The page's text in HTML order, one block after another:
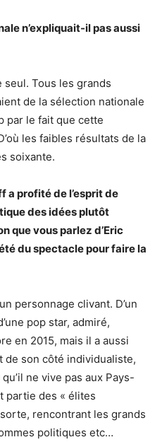
n’expliquait-il pas aussi
seul. Tous les grands
de la sélection nationale
par le fait que cette
les faibles résultats de la
soixante.
a profité de l’esprit de
des idées plutôt
que vous parlez d’Eric
du spectacle pour faire la
personnage clivant. D’un
pop star, admiré,
en 2015, mais il a aussi
de son côté individualiste,
ne vive pas aux Pays-
partie des « élites
rencontrant les grands
politiques etc…